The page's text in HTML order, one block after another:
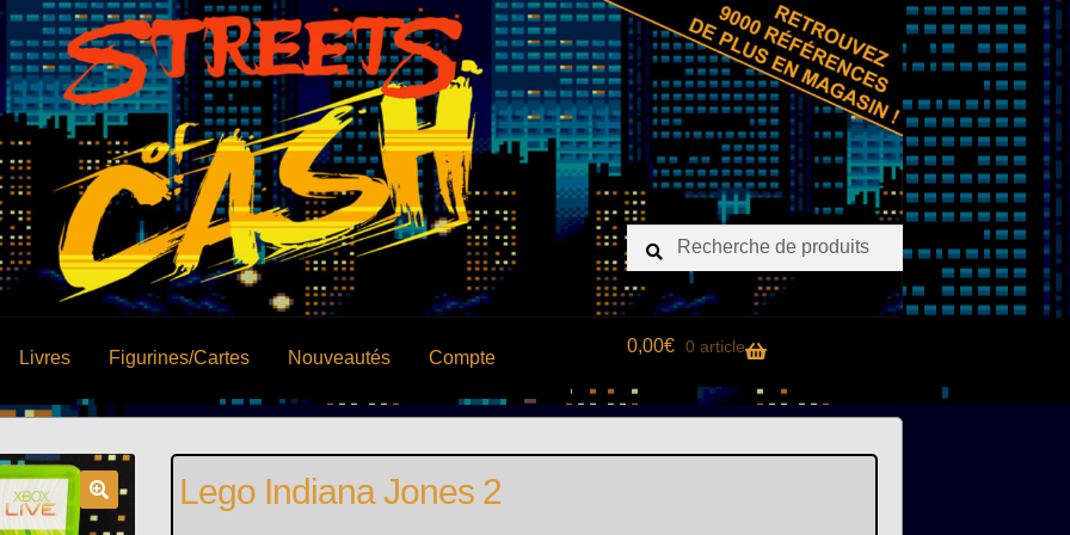
Recherche
pour :
Recherche
Livres Figurines/Cartes Nouveautés Compte
0,00€ 0 article
Lego Indiana Jones 2